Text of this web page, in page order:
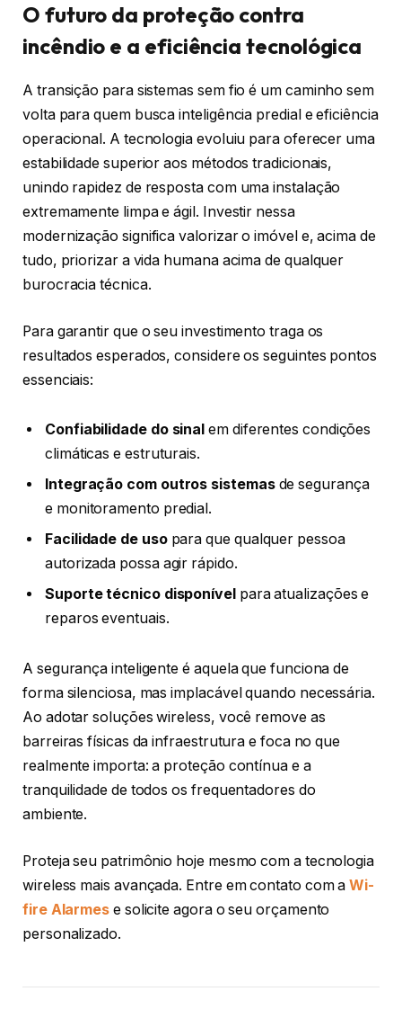
O futuro da proteção contra
incêndio e a eficiência tecnológica
A transição para sistemas sem fio é um caminho sem
volta para quem busca inteligência predial e eficiência
operacional. A tecnologia evoluiu para oferecer uma
estabilidade superior aos métodos tradicionais,
unindo rapidez de resposta com uma instalação
extremamente limpa e ágil. Investir nessa
modernização significa valorizar o imóvel e, acima de
tudo, priorizar a vida humana acima de qualquer
burocracia técnica.
Para garantir que o seu investimento traga os
resultados esperados, considere os seguintes pontos
essenciais:
Confiabilidade do sinal em diferentes condições
climáticas e estruturais.
Integração com outros sistemasde segurança
e monitoramento predial.
Facilidade de usopara que qualquer pessoa
autorizada possa agir rápido.
Suporte técnico disponível para atualizações e
reparos eventuais.
A segurança inteligente é aquela que funciona de
forma silenciosa, mas implacável quando necessária.
Ao adotar soluções wireless, você remove as
barreiras físicas da infraestrutura e foca no que
realmente importa: a proteção contínua e a
tranquilidade de todos os frequentadores do
ambiente.
Proteja seu patrimônio hoje mesmo com a tecnologia
wireless mais avançada. Entre em contato com aWi-
fire Alarmes e solicite agora o seu orçamento
personalizado.